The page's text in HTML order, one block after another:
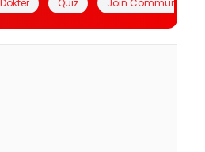
Quiz Join Community